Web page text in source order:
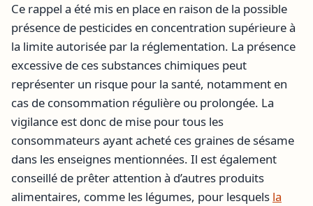
Ce rappel a été mis en place en raison de la possible
présence de pesticides en concentration supérieure à
la limite autorisée par la réglementation. La présence
excessive de ces substances chimiques peut
représenter un risque pour la santé, notamment en
cas de consommation régulière ou prolongée. La
vigilance est donc de mise pour tous les
consommateurs ayant acheté ces graines de sésame
dans les enseignes mentionnées. Il est également
conseillé de prêter attention à d’autres produits
alimentaires, comme les légumes, pour lesquels la